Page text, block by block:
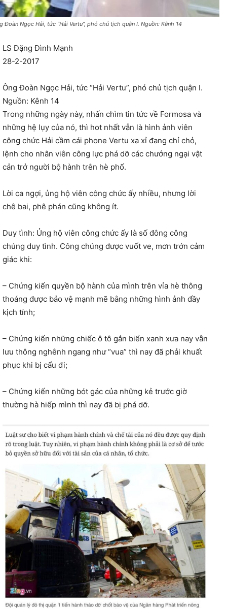
Đoàn Ngọc Hải, tức “Hải Vertu”, phó chủ tịch quận I. Nguồn: Kênh 14
LS Đặng Đình Mạnh
28-2-2017
Ông Đoàn Ngọc Hải, tức “Hải Vertu”, phó chủ tịch quận I.
Nguồn: Kênh 14
Trong những ngày này, nhấn chìm tin tức về Formosa và
những hệ lụy của nó, thì hot nhất vẫn là hình ảnh viên
công chức Hải cầm cái phone Vertu xa xỉ đang chỉ chỏ,
lệnh cho nhân viên công lực phá dỡ các chướng ngại vật
cản trở người bộ hành trên hè phố.
Lời ca ngợi, ủng hộ viên công chức ấy nhiều, nhưng lời
chê bai, phê phán cũng không ít.
Duy tình: Ủng hộ viên công chức ấy là số đông công
chúng duy tình. Công chúng được vuốt ve, mơn trớn cảm
giác khi:
– Chứng kiến quyền bộ hành của mình trên vỉa hè thông
thoáng được bảo vệ mạnh mẽ bằng những hình ảnh đầy
kịch tính;
– Chứng kiến những chiếc ô tô gắn biển xanh xưa nay vẫn
lưu thông nghênh ngang như “vua” thì nay đã phải khuất
phục khi bị cẩu đi;
– Chứng kiến những bót gác của những kẻ trước giờ
thường hà hiếp mình thì nay đã bị phá dỡ.